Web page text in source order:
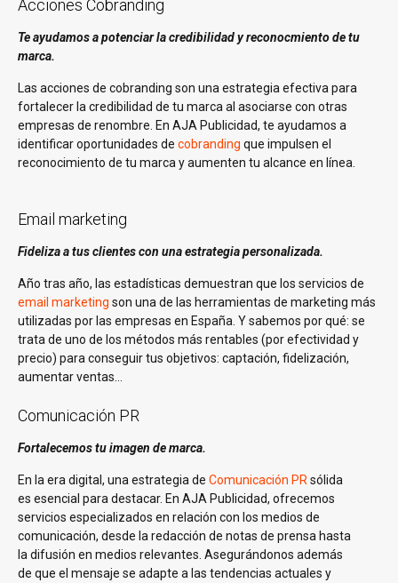
Acciones Cobranding
Te ayudamos a potenciar la credibilidad y reconocmiento de tu
marca.
Las acciones de cobranding son una estrategia efectiva para
fortalecer la credibilidad de tu marca al asociarse con otras
empresas de renombre. En AJA Publicidad, te ayudamos a
identificar oportunidades de cobranding que impulsen el
reconocimiento de tu marca y aumenten tu alcance en línea.
Email marketing
Fideliza a tus clientes con una estrategia personalizada.
Año tras año, las estadísticas demuestran que los servicios de
email marketing son una de las herramientas de marketing más
utilizadas por las empresas en España. Y sabemos por qué: se
trata de uno de los métodos más rentables (por efectividad y
precio) para conseguir tus objetivos: captación, fidelización,
aumentar ventas…
Comunicación PR
Fortalecemos tu imagen de marca.
En la era digital, una estrategia de Comunicación PR sólida
es esencial para destacar. En AJA Publicidad, ofrecemos
servicios especializados en relación con los medios de
comunicación, desde la redacción de notas de prensa hasta
la difusión en medios relevantes. Asegurándonos además
de que el mensaje se adapte a las tendencias actuales y